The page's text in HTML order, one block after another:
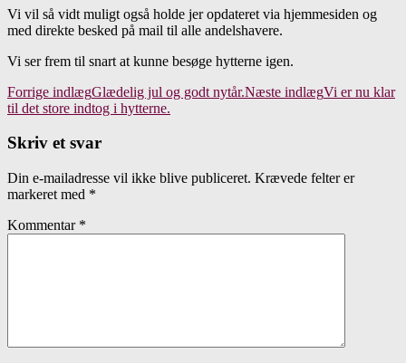
Vi vil så vidt muligt også holde jer opdateret via hjemmesiden og
med direkte besked på mail til alle andelshavere.
Vi ser frem til snart at kunne besøge hytterne igen.
Indlægsnavigation
Forrige indlægGlædelig jul og godt nytår.Næste indlægVi er nu klar
til det store indtog i hytterne.
Skriv et svar
Din e-mailadresse vil ikke blive publiceret. Krævede felter er
markeret med *
Kommentar *